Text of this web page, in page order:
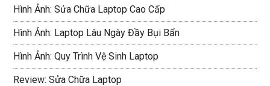
Hình Ảnh: Sửa Chữa Laptop Cao Cấp
Hình Ảnh: Laptop Lâu Ngày Đầy Bụi Bẩn
Hình Ảnh: Quy Trình Vệ Sinh Laptop
Review: Sửa Chữa Laptop